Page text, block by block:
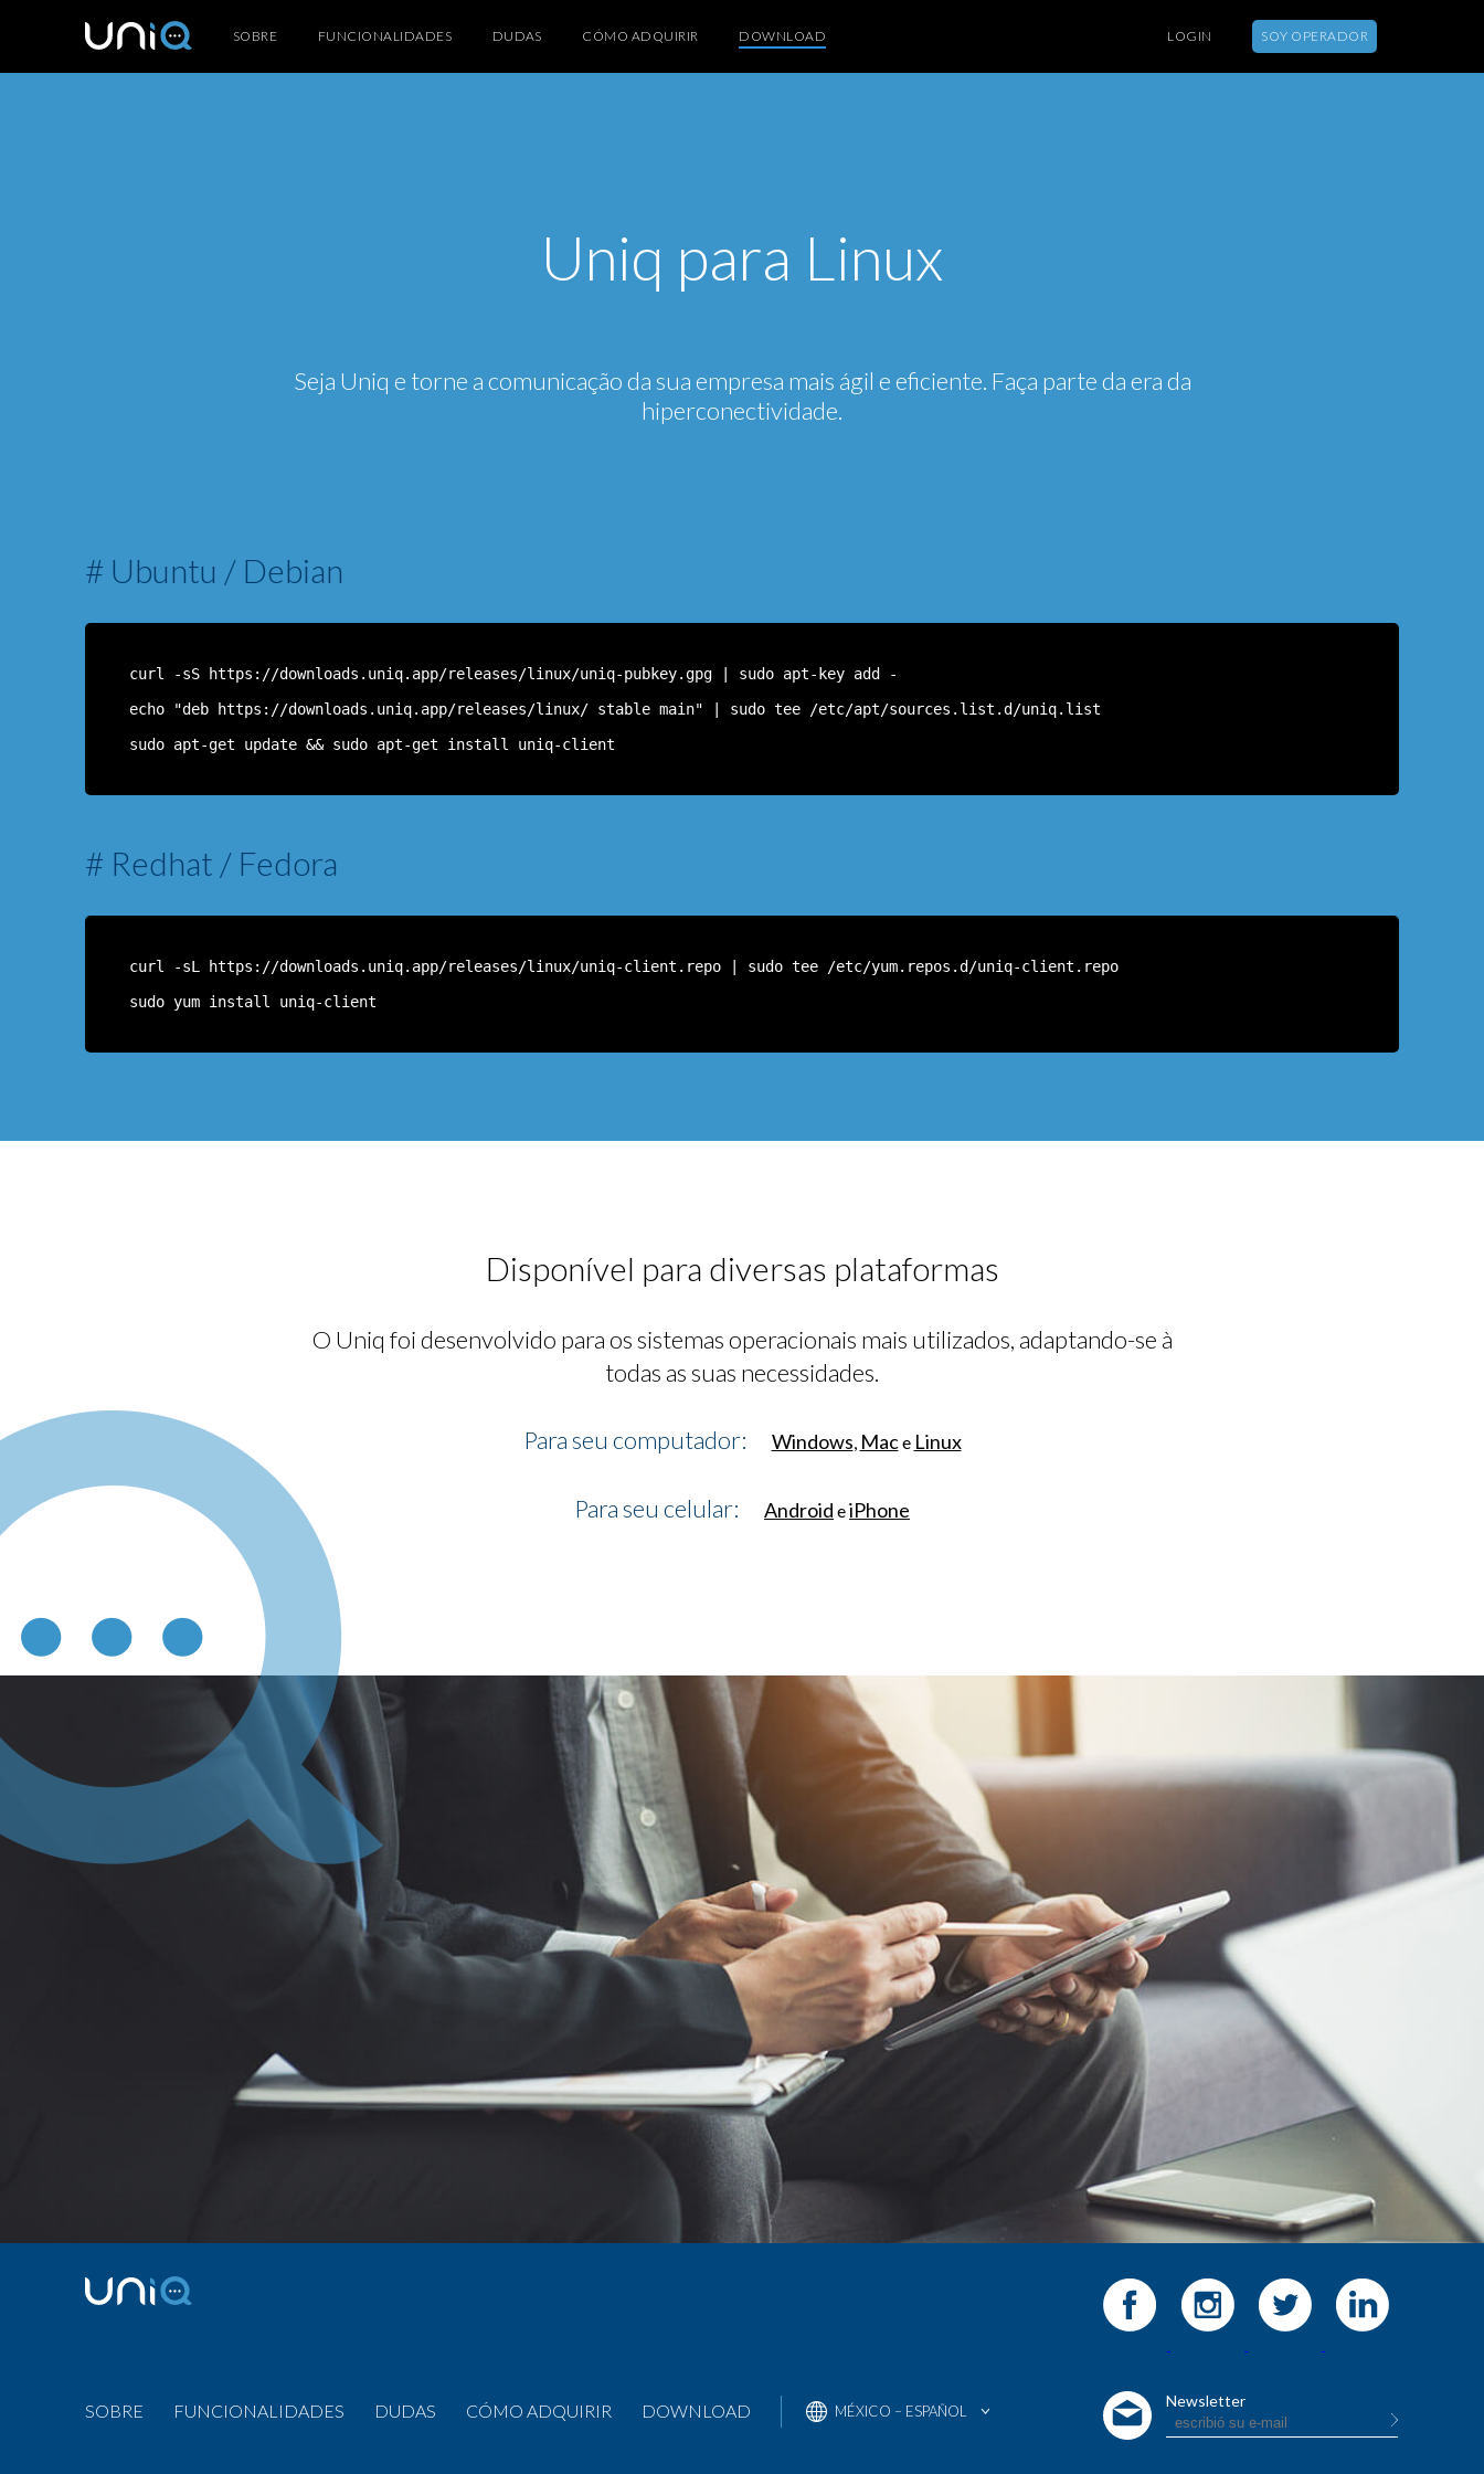
SOBRE FUNCIONALIDADES DUDAS CÓMO ADQUIRIR DOWNLOAD LOGIN SOY OPERADOR
Uniq para Linux
Seja Uniq e torne a comunicação da sua empresa mais ágil e eficiente. Faça parte da era da
hiperconectividade.
# Ubuntu / Debian
curl -sS https://downloads.uniq.app/releases/linux/uniq-pubkey.gpg | sudo apt-key add -
echo "deb https://downloads.uniq.app/releases/linux/ stable main" | sudo tee /etc/apt/sources.list.d/uniq.list
sudo apt-get update && sudo apt-get install uniq-client
# Redhat / Fedora
curl -sL https://downloads.uniq.app/releases/linux/uniq-client.repo | sudo tee /etc/yum.repos.d/uniq-client.repo
sudo yum install uniq-client
Disponível para diversas plataformas
O Uniq foi desenvolvido para os sistemas operacionais mais utilizados, adaptando-se à
todas as suas necessidades.
Para seu computador: Windows, Mace Linux
Para seu celular: Android eiPhone
SOBRE FUNCIONALIDADES DUDAS CÓMO ADQUIRIR DOWNLOAD MÉXICO – ESPAÑOL
BRAZIL – ENGLISH
Newsletter